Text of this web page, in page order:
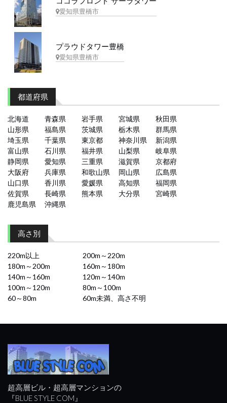
愛知県豊橋市
プラウドタワー豊橋
愛知県豊橋市
都道府県
北海道 青森県 岩手県 宮城県
秋田県
山形県
福島県 茨城県 栃木県
群馬県
埼玉県
千葉県 東京都 神奈川県
新潟県
富山県
石川県 福井県 山梨県
岐阜県
静岡県
愛知県 三重県 滋賀県
京都府
大阪府
兵庫県 和歌山県 岡山県
広島県
山口県
香川県 愛媛県 高知県
福岡県
佐賀県
長崎県 熊本県 大分県
宮崎県
鹿児島県
沖縄県
高さ別
220m以上
200m～220m
180m～200m
160m～180m
140m～160m
120m～140m
100m～120m
80m～100m
60～80m
60m未満、高さ不明
超高層ビル・超高層マンションの
『BLUE STYLE COM』